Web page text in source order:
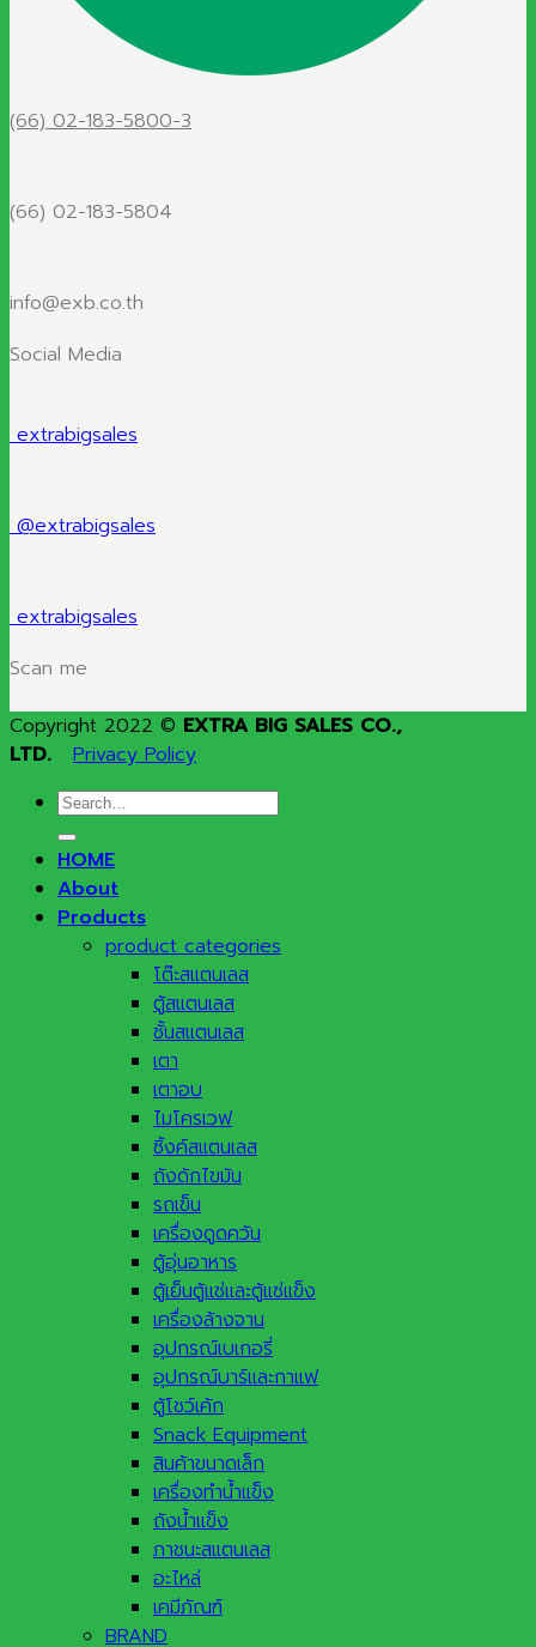
(66) 02-183-5800-3
(66) 02-183-5804
info@exb.co.th
Social Media
extrabigsales
@extrabigsales
extrabigsales
Scan me
Copyright 2022 © EXTRA BIG SALES CO.,
LTD.
Privacy Policy
Search
for:
HOME
About
Products
product categories
โต๊ะสแตนเลส
ตู้สแตนเลส
ชั้นสแตนเลส
เตา
เตาอบ
ไมโครเวฟ
ซิ้งค์สแตนเลส
ถังดักไขมัน
รถเข็น
เครื่องดูดควัน
ตู้อุ่นอาหาร
ตู้เย็นตู้แช่และตู้แช่แข็ง
เครื่องล้างจาน
อุปกรณ์เบเกอรี่
อุปกรณ์บาร์และกาแฟ
ตู้โชว์เค้ก
Snack Equipment
สินค้าขนาดเล็ก
เครื่องทำน้ำแข็ง
ถังน้ำแข็ง
ภาชนะสแตนเลส
อะไหล่
เคมีภัณฑ์
BRAND